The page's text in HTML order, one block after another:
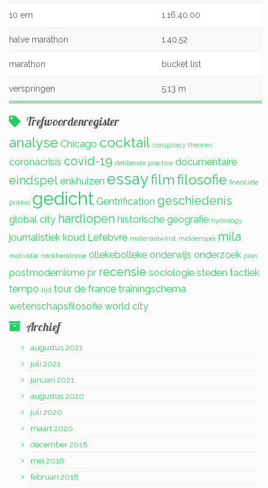
10 em 1.16.40.00
halve marathon 1.40.52
marathon bucket list
verspringen 5,13 m
Trefwoordenregister
analyse Chicago cocktail conspiracy theories
coronacrisis covid-19 deliberate practice documentaire
eindspel enkhuizen essayfilmfilosofie financiële
prikkel gedicht Gentrification geschiedenis
global city hardlopen historische geografie hydrology
journalistiek koud Lefebvre materiaalwinst middenspel mila
motivatie neoliberalisme ollekebolleke onderwijs onderzoek plan
postmodernisme pr recensie sociologie steden tactiek
tempo tijd tour de france trainingschema
wetenschapsfilosofie world city
Archief
augustus 2021
juli 2021
januari 2021
augustus 2020
juli 2020
maart 2020
december 2018
mei 2018
februari 2018